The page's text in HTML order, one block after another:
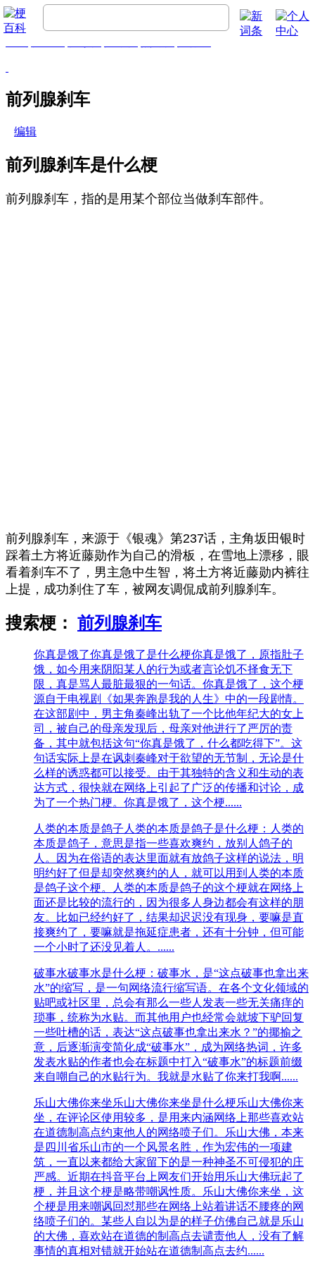
前列腺刹车
编辑
前列腺刹车是什么梗
前列腺刹车，​指的是用某个部位当做刹车部件。
前列腺刹车，来源于《银魂》第237话，主角坂田银时
踩着土方将近藤勋作为自己的滑板，在雪地上漂移，眼
看着刹车不了，男主急中生智，将土方将近藤勋内裤往
上提，成功刹住了车，被网友调侃成前列腺刹车。
搜索梗： 前列腺刹车
你真是饿了你真是饿了是什么梗你真是饿了，原指肚子
饿，如今用来阴阳某人的行为或者言论饥不择食无下
限，真是骂人最脏最狠的一句话。你真是饿了，这个梗
源自于电视剧《如果奔跑是我的人生》中的一段剧情。
在这部剧中，男主角秦峰出轨了一个比他年纪大的女上
司，被自己的母亲发现后，母亲对他进行了严厉的责
备，其中就包括这句“你真是饿了，什么都吃得下”。这
句话实际上是在讽刺秦峰对于欲望的无节制，无论是什
么样的诱惑都可以接受。由于其独特的含义和生动的表
达方式，很快就在网络上引起了广泛的传播和讨论，成
为了一个热门梗。你真是饿了，这个梗......
人类的本质是鸽子人类的本质是鸽子是什么梗：人类的
本质是鸽子，意思是指一些喜欢爽约，放别人鸽子的
人。因为在俗语的表达里面就有放鸽子这样的说法，明
明约好了但是却突然爽约的人，就可以用到人类的本质
是鸽子这个梗。人类的本质是鸽子的这个梗就在网络上
面还是比较的流行的，因为很多人身边都会有这样的朋
友。比如已经约好了，结果却迟迟没有现身，要嘛是直
接爽约了，要嘛就是拖延症患者，还有十分钟，但可能
一个小时了还没见着人。......
破事水破事水是什么梗：破事水，是“这点破事也拿出来
水”的缩写，是一句网络流行缩写语。在各个文化领域的
贴吧或社区里，总会有那么一些人发表一些无关痛痒的
琐事，统称为水贴。而其他用户也经常会就坡下驴回复
一些吐槽的话，表达“这点破事也拿出来水？”的揶揄之
意，后逐渐演变简化成“破事水”，成为网络热词，许多
发表水贴的作者也会在标题中打入“破事水”的标题前缀
来自嘲自己的水贴行为。我就是水贴了你来打我啊......
乐山大佛你来坐乐山大佛你来坐是什么梗乐山大佛你来
坐，在评论区使用较多，是用来内涵网络上那些喜欢站
在道德制高点约束他人的网络喷子们。乐山大佛，本来
是四川省乐山市的一个风景名胜，作为宏伟的一项建
筑，一直以来都给大家留下的是一种神圣不可侵犯的庄
严感。近期在抖音平台上网友们开始用乐山大佛玩起了
梗，并且这个梗是略带嘲讽性质。乐山大佛你来坐，这
个梗是用来嘲讽回怼那些在网络上站着讲话不腰疼的网
络喷子们的。某些人自以为是的样子仿佛自己就是乐山
的大佛，喜欢站在道德的制高点去谴责他人，没有了解
事情的真相对错就开始站在道德制高点去约......